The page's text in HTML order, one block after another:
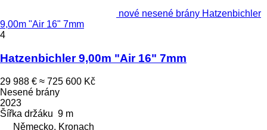
nové nesené brány Hatzenbichler
9,00m "Air 16" 7mm
4
Hatzenbichler 9,00m "Air 16" 7mm
29 988 € ≈ 725 600 Kč
Nesené brány
2023
Šířka držáku 9 m
Německo, Kronach